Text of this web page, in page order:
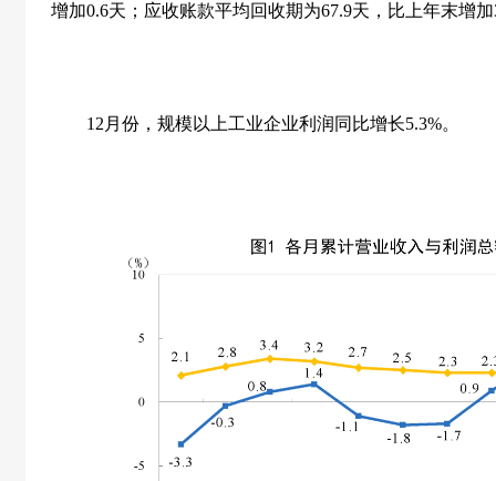
增加0.6天；应收账款平均回收期为67.9天，比上年末增加
12 月份，规模以上工业企业利润同比增长5.3%。